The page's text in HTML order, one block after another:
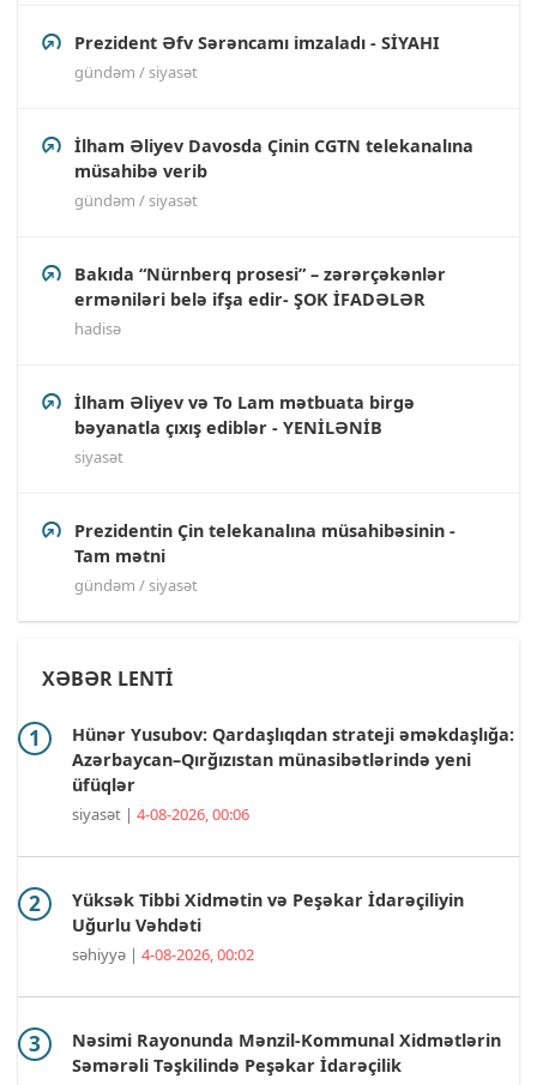
Prezident Əfv Sərəncamı imzaladı - SİYAHI
gündəm / siyasət
İlham Əliyev Davosda Çinin CGTN telekanalına
müsahibə verib
gündəm / siyasət
Bakıda “Nürnberq prosesi” – zərərçəkənlər
erməniləri belə ifşa edir- ŞOK İFADƏLƏR
hadisə
İlham Əliyev və To Lam mətbuata birgə
bəyanatla çıxış ediblər - YENİLƏNİB
siyasət
Prezidentin Çin telekanalına müsahibəsinin -
Tam mətni
gündəm / siyasət
XƏBƏR LENTİ
Hünər Yusubov: Qardaşlıqdan strateji əməkdaşlığa:
Azərbaycan–Qırğızıstan münasibətlərində yeni
üfüqlər
siyasət | 4-08-2026, 00:06
Yüksək Tibbi Xidmətin və Peşəkar İdarəçiliyin
Uğurlu Vəhdəti
səhiyyə | 4-08-2026, 00:02
Nəsimi Rayonunda Mənzil-Kommunal Xidmətlərin
Səmərəli Təşkilində Peşəkar İdarəçilik